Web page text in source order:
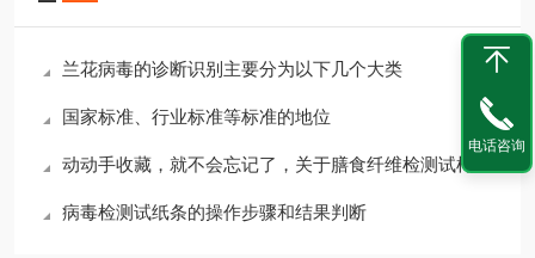
兰花病毒的诊断识别主要分为以下几个大类
国家标准、行业标准等标准的地位
动动手收藏，就不会忘记了，关于膳食纤维检测试样的操作流程
病毒检测试纸条的操作步骤和结果判断
电话咨询